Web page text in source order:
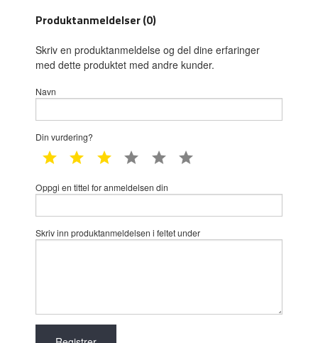
Produktanmeldelser (0)
Skriv en produktanmeldelse og del dine erfaringer
med dette produktet med andre kunder.
Navn
Din vurdering?
1 star 2 star 3 star 4 star 5 star
Oppgi en tittel for anmeldelsen din
Skriv inn produktanmeldelsen i feltet under